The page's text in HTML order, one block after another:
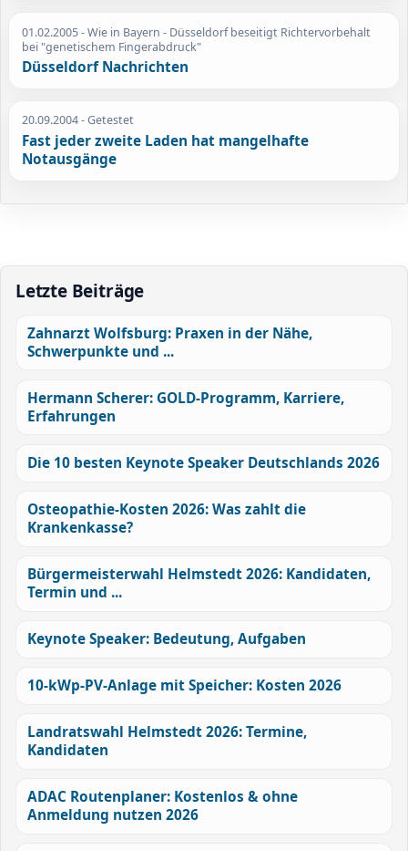
01.02.2005- Wie in Bayern - Düsseldorf beseitigt Richtervorbehalt
bei "genetischem Fingerabdruck"
Düsseldorf Nachrichten
20.09.2004- Getestet
Fast jeder zweite Laden hat mangelhafte
Notausgänge
Letzte Beiträge
Zahnarzt Wolfsburg: Praxen in der Nähe,
Schwerpunkte und ...
Hermann Scherer: GOLD-Programm, Karriere,
Erfahrungen
Die 10 besten Keynote Speaker Deutschlands 2026
Osteopathie-Kosten 2026: Was zahlt die
Krankenkasse?
Bürgermeisterwahl Helmstedt 2026: Kandidaten,
Termin und ...
Keynote Speaker: Bedeutung, Aufgaben
10-kWp-PV-Anlage mit Speicher: Kosten 2026
Landratswahl Helmstedt 2026: Termine,
Kandidaten
ADAC Routenplaner: Kostenlos & ohne
Anmeldung nutzen 2026